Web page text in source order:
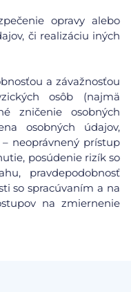
opravy alebo
či realizáciu iných
a závažnosťou
osôb (najmä
zničenie osobných
osobných údajov,
neoprávnený prístup
posúdenie rizík so
pravdepodobnosť
so spracúvaním a na
na zmiernenie